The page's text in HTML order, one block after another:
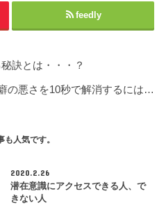
feedly
訣とは・・・？
の悪さを10秒で解消するには…
も人気です。
2020.2.26
潜在意識にアクセスできる人、で
きない人